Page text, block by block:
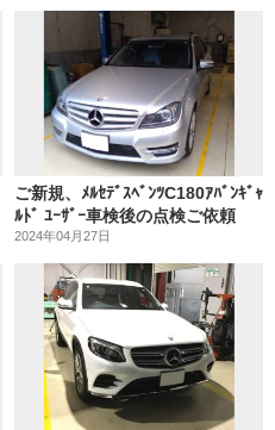
ご新規、ﾒﾙｾﾃﾞｽﾍﾞﾝﾂC180ｱﾊﾞﾝｷﾞｬ
ﾙﾄﾞ ﾕｰｻﾞｰ車検後の点検ご依頼
2024年04月27日